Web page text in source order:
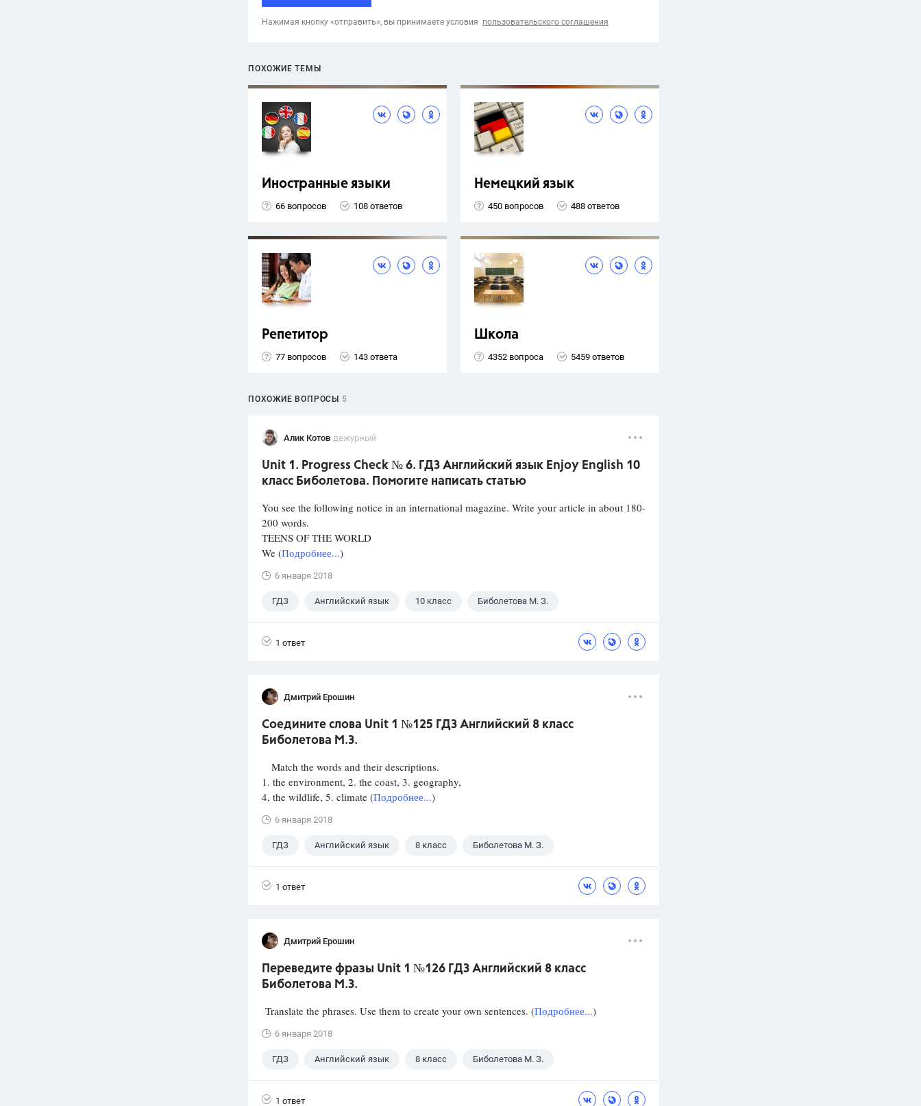
Нажимая кнопку «отправить», вы принимаете условия пользовательского соглашения
ПОХОЖИЕ ТЕМЫ
Иностранные языки
66 вопросов 108 ответов
Немецкий язык
450 вопросов 488 ответов
Репетитор
77 вопросов 143 ответа
Школа
4352 вопроса 5459 ответов
ПОХОЖИЕ ВОПРОСЫ 5
Алик Котов дежурный
Unit 1. Progress Check № 6. ГДЗ Английский язык Enjoy English 10
класс Биболетова. Помогите написать статью
You see the following notice in an international magazine. Write your article in about 180-
200 words.
TEENS OF THE WORLD
We (Подробнее...)
6 января 2018
ГДЗ Английский язык 10 класс Биболетова М. З.
1 ответ
Дмитрий Ерошин
Соедините слова Unit 1 №125 ГДЗ Английский 8 класс
Биболетова М.З.
Match the words and their descriptions.
1. the environment, 2. the coast, 3. geography,
4, the wildlife, 5. climate (Подробнее...)
6 января 2018
ГДЗ Английский язык 8 класс Биболетова М. З.
1 ответ
Дмитрий Ерошин
Переведите фразы Unit 1 №126 ГДЗ Английский 8 класс
Биболетова М.З.
Translate the phrases. Use them to create your own sentences. (Подробнее...)
6 января 2018
ГДЗ Английский язык 8 класс Биболетова М. З.
1 ответ